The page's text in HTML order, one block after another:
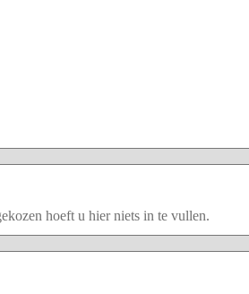
hoeft u hier niets in te vullen.